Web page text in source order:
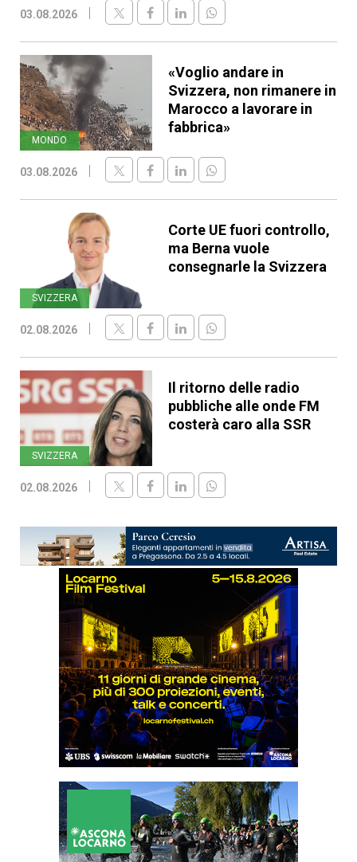
03.08.2026
MONDO
«Voglio andare in
Svizzera, non rimanere in
Marocco a lavorare in
fabbrica»
03.08.2026
SVIZZERA
Corte UE fuori controllo,
ma Berna vuole
consegnarle la Svizzera
02.08.2026
SVIZZERA
Il ritorno delle radio
pubbliche alle onde FM
costerà caro alla SSR
02.08.2026